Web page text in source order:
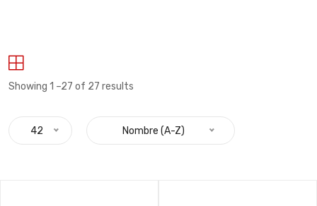
Showing 1 –27 of 27 results
42 Nombre (A-Z)